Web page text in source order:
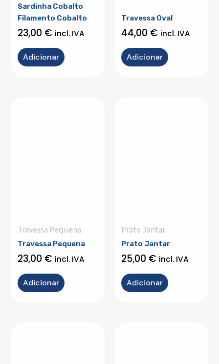
Sardinha Cobalto
Filamento Cobalto
23,00 € incl. IVA
Adicionar
Travessa Oval
44,00 € incl. IVA
Adicionar
Travessa Pequena
Travessa Pequena
23,00 € incl. IVA
Adicionar
Prato Jantar
Prato Jantar
25,00 € incl. IVA
Adicionar